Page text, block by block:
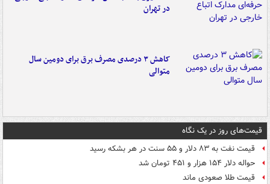
در تهران
کاهش ۳ درصدی مصرف برق برای دومین سال
متوالی
قیمت‌های روز در یک نگاه
قیمت نفت به ۸۳ دلار و ۵۵ سنت در هر بشکه رسید
حواله دلار ۱۵۴ هزار و ۴۵۱ تومان شد
قیمت طلا صعودی ماند